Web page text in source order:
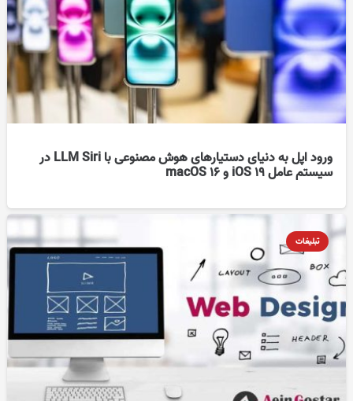
ورود اپل به دنیای دستیارهای هوش مصنوعی با LLM Siri در
سیستم عامل iOS 19 و macOS 16
تبلیغات